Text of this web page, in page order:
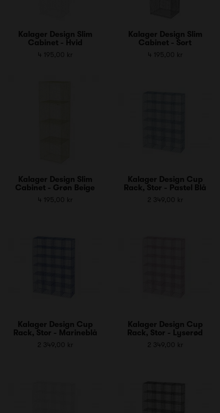
Kalager Design Slim
Cabinet - Hvid
4 195,00 kr
Kalager Design Slim
Cabinet - Sort
4 195,00 kr
Kalager Design Slim
Cabinet - Grøn Beige
4 195,00 kr
Kalager Design Cup
Rack, Stor - Pastel Blå
2 349,00 kr
Kalager Design Cup
Rack, Stor - Marineblå
2 349,00 kr
Kalager Design Cup
Rack, Stor - Lyserød
2 349,00 kr